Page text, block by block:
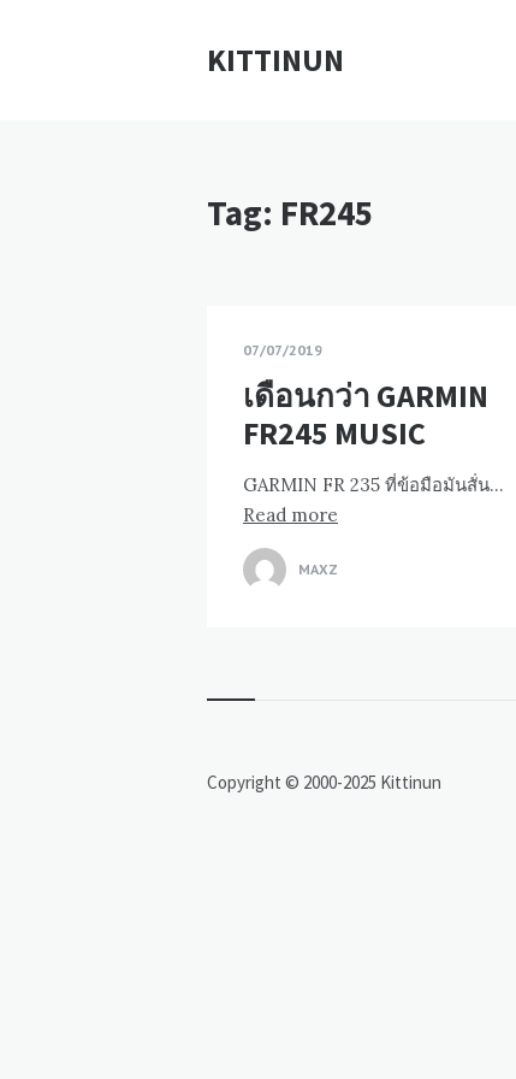
KITTINUN
Tag: FR245
07/07/2019
เดือนกว่า GARMIN
FR245 MUSIC
GARMIN FR 235 ที่ข้อมือมันสั่น…
Read more
MAXZ
Copyright © 2000-2025 Kittinun